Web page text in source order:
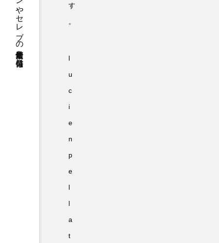
す
。
l
u
c
i
e
n
p
e
l
l
a
t